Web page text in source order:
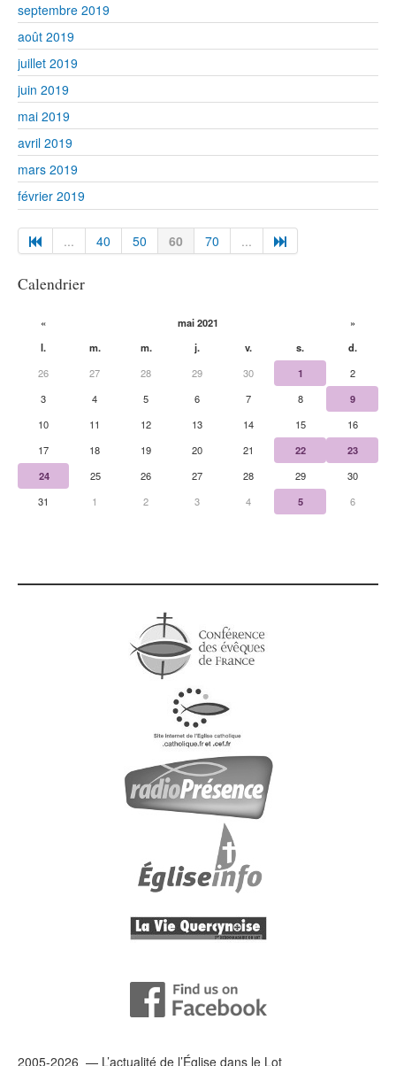
septembre 2019
août 2019
juillet 2019
juin 2019
mai 2019
avril 2019
mars 2019
février 2019
... 40 50 60 70 ...
Calendrier
« mai 2021
»
l.
m. m. j. v. s.
d.
26
27 28 29 30 1
2
3
4 5 6 7 8
9
10
11 12 13 14 15
16
17
18 19 20 21 22
23
24
25 26 27 28 29
30
31
1 2 3 4 5 6
2005-2026 — L’actualité de l’Église dans le Lot